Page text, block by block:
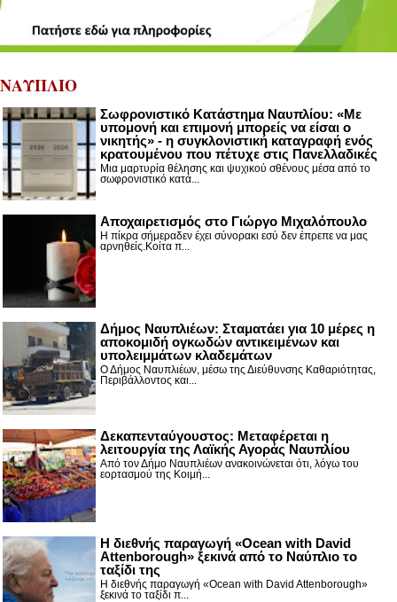
ΝΑΥΠΛΙΟ
Σωφρονιστικό Κατάστημα Ναυπλίου: «Με
υπομονή και επιμονή μπορείς να είσαι ο
νικητής» - η συγκλονιστική καταγραφή ενός
κρατουμένου που πέτυχε στις Πανελλαδικές
Μια μαρτυρία θέλησης και ψυχικού σθένους μέσα από το
σωφρονιστικό κατά...
Αποχαιρετισμός στο Γιώργο Μιχαλόπουλο
Η πίκρα σήμεραδεν έχει σύνορακι εσύ δεν έπρεπε να μας
αρνηθείς.Κοίτα π...
Δήμος Ναυπλιέων: Σταματάει για 10 μέρες η
αποκομιδή ογκωδών αντικειμένων και
υπολειμμάτων κλαδεμάτων
Ο Δήμος Ναυπλιέων, μέσω της Διεύθυνσης Καθαριότητας,
Περιβάλλοντος και...
Δεκαπενταύγουστος: Μεταφέρεται η
λειτουργία της Λαϊκής Αγοράς Ναυπλίου
Από τον Δήμο Ναυπλιέων ανακοινώνεται ότι, λόγω του
εορτασμού της Κοιμή...
Η διεθνής παραγωγή «Ocean with David
Attenborough» ξεκινά από το Ναύπλιο το
ταξίδι της
Η διεθνής παραγωγή «Ocean with David Attenborough»
ξεκινά το ταξίδι π...